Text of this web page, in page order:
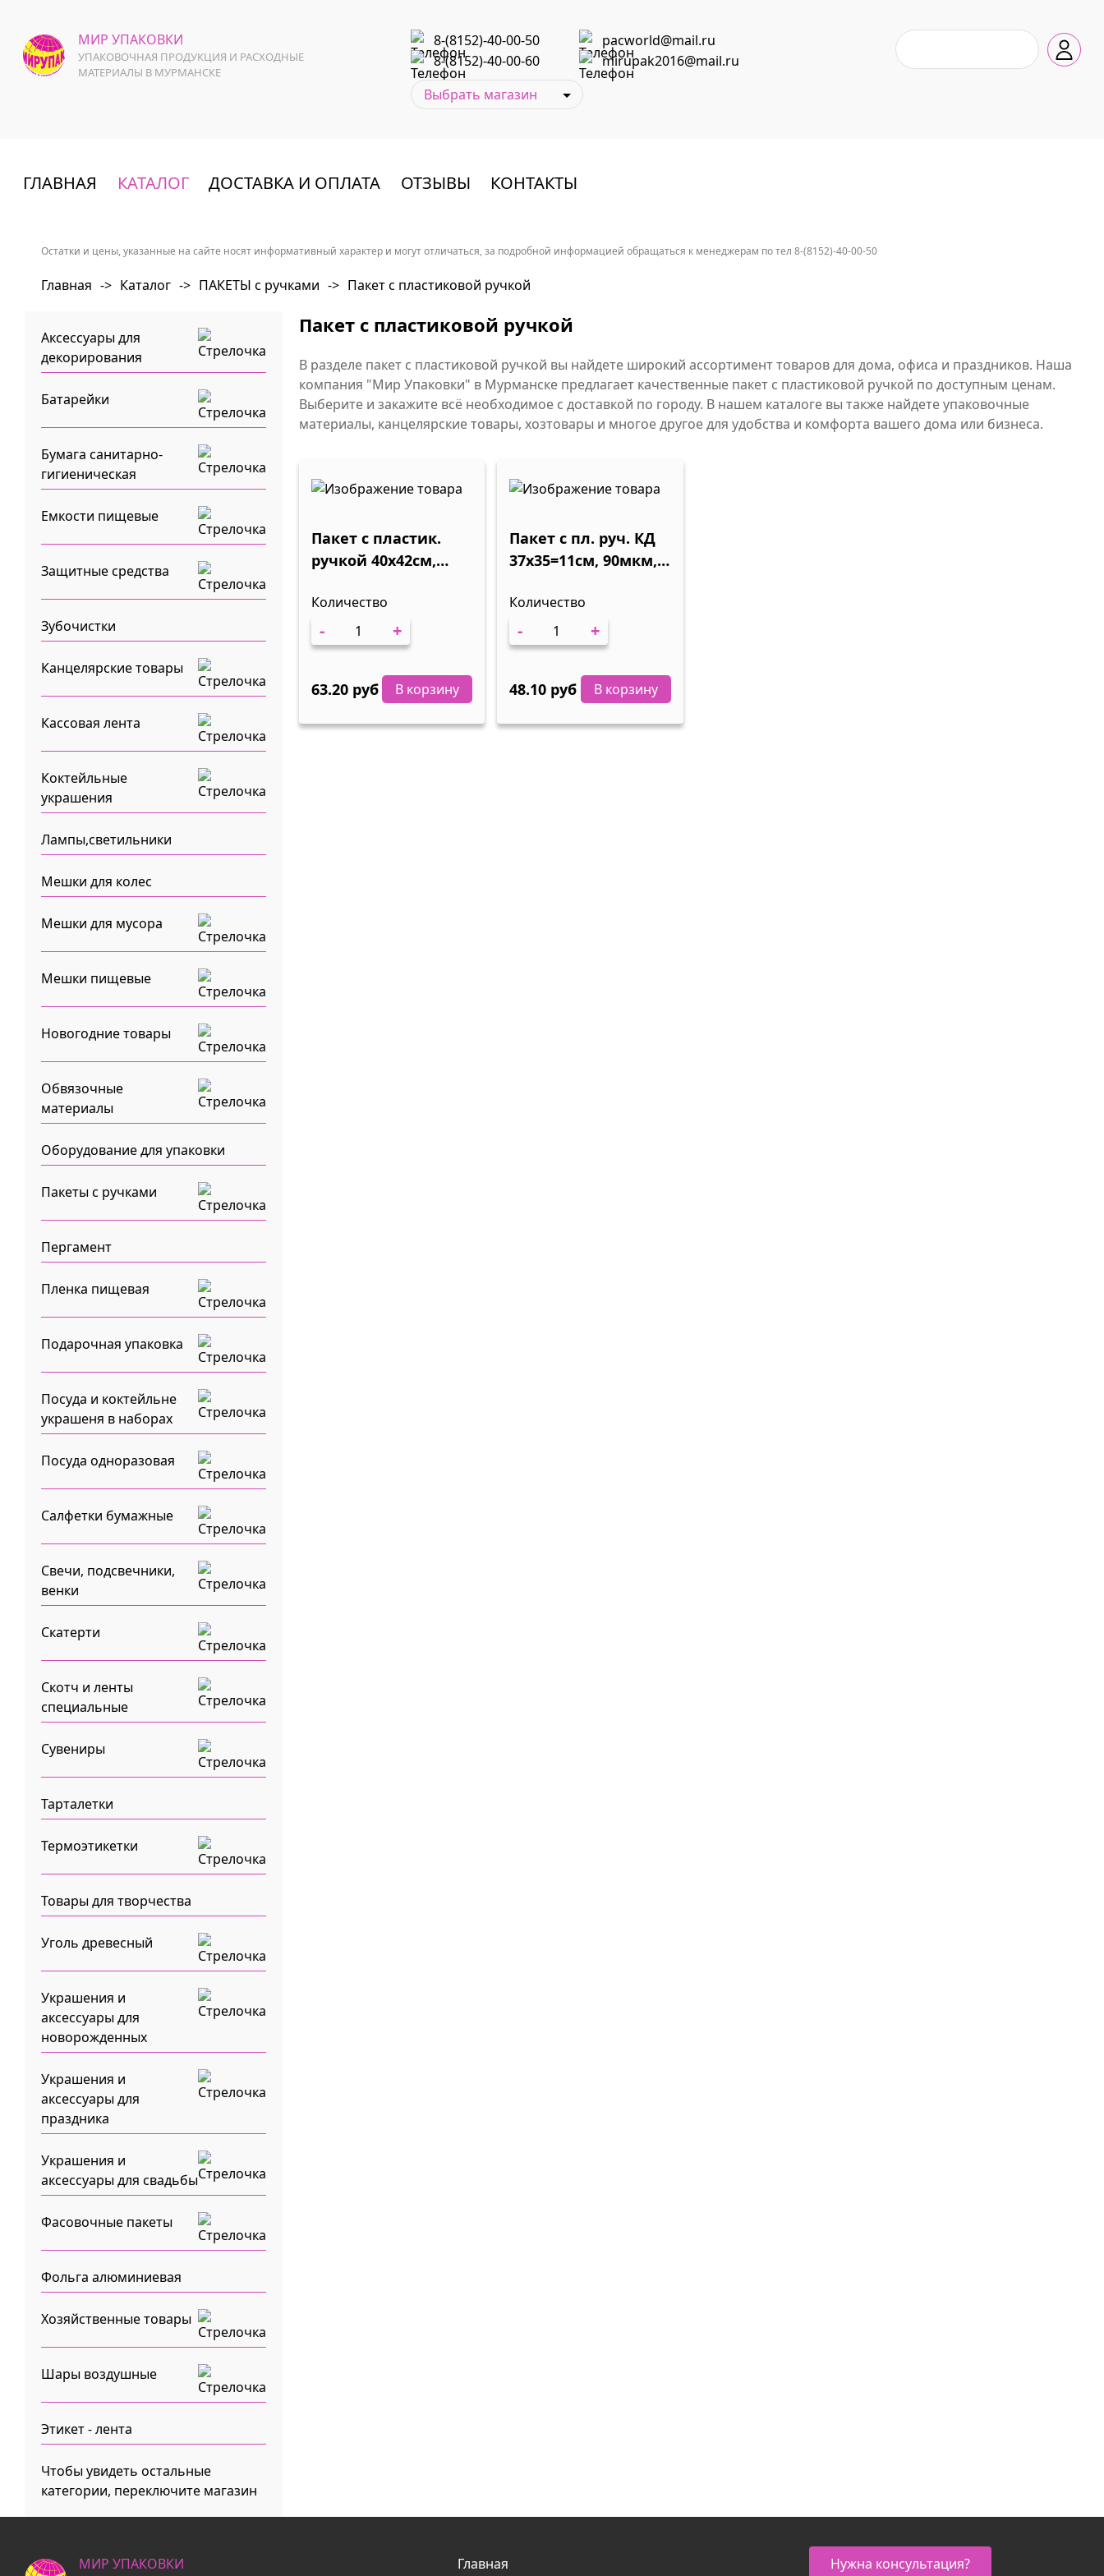
МИР УПАКОВКИ
УПАКОВОЧНАЯ ПРОДУКЦИЯ И РАСХОДНЫЕ
МАТЕРИАЛЫ В МУРМАНСКЕ
8-(8152)-40-00-50
8-(8152)-40-00-60
pacworld@mail.ru
mirupak2016@mail.ru
ГЛАВНАЯ КАТАЛОГ ДОСТАВКА И ОПЛАТА ОТЗЫВЫ КОНТАКТЫ
Остатки и цены, указанные на сайте носят информативный характер и могут отличаться, за подробной информацией обращаться к менеджерам по тел 8-(8152)-40-00-50
Главная -> Каталог -> ПАКЕТЫ с ручками -> Пакет с пластиковой ручкой
Аксессуары для
декорирования
Батарейки
Бумага санитарно-
гигиеническая
Емкости пищевые
Защитные средства
Зубочистки
Канцелярские товары
Кассовая лента
Коктейльные
украшения
Лампы,светильники
Мешки для колес
Мешки для мусора
Мешки пищевые
Новогодние товары
Обвязочные
материалы
Оборудование для упаковки
Пакеты с ручками
Пергамент
Пленка пищевая
Подарочная упаковка
Посуда и коктейльне
украшеня в наборах
Посуда одноразовая
Салфетки бумажные
Свечи, подсвечники,
венки
Скатерти
Скотч и ленты
специальные
Сувениры
Тарталетки
Термоэтикетки
Товары для творчества
Уголь древесный
Украшения и
аксессуары для
новорожденных
Украшения и
аксессуары для
праздника
Украшения и
аксессуары для свадьбы
Фасовочные пакеты
Фольга алюминиевая
Хозяйственные товары
Шары воздушные
Этикет - лента
Чтобы увидеть остальные
категории, переключите магазин
Пакет с пластиковой ручкой
В разделе пакет с пластиковой ручкой вы найдете широкий ассортимент товаров для дома, офиса и праздников. Наша
компания "Мир Упаковки" в Мурманске предлагает качественные пакет с пластиковой ручкой по доступным ценам.
Выберите и закажите всё необходимое с доставкой по городу. В нашем каталоге вы также найдете упаковочные
материалы, канцелярские товары, хозтовары и многое другое для удобства и комфорта вашего дома или бизнеса.
Пакет с пластик.
ручкой 40х42см,
Количество
- +
63.20 руб В корзину
Пакет с пл. руч. КД
37х35=11см, 90мкм,
Количество
- +
48.10 руб В корзину
МИР УПАКОВКИ Главная Нужна консультация?